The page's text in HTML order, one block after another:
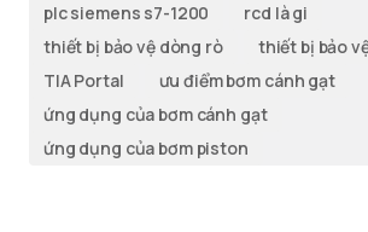
plc siemens s7-1200
rcd là gi
thiết bị bảo vệ dòng rò
thiết bị bảo
TIA Portal
ưu điểm bơm cánh gạt
ứng dụng của bơm cánh gạt
ứng dụng của bơm piston